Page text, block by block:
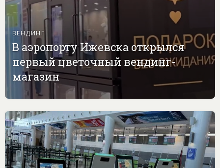
ВЕНДИНГ
В аэропорту Ижевска открылся
первый цветочный вендинг-
магазин